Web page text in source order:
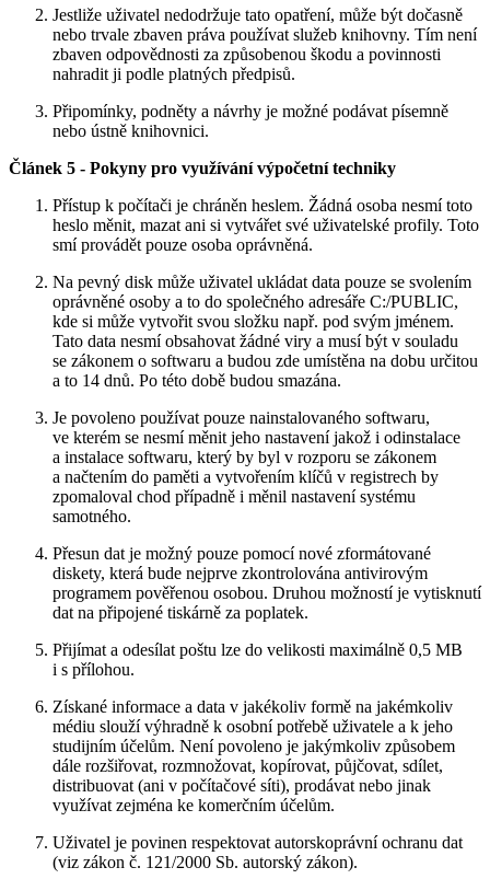
Jestliže uživatel nedodržuje tato opatření, může být dočasně
nebo trvale zbaven práva používat služeb knihovny. Tím není
zbaven odpovědnosti za způsobenou škodu a povinnosti
nahradit ji podle platných předpisů.
Připomínky, podněty a návrhy je možné podávat písemně
nebo ústně knihovnici.
Článek 5 - Pokyny pro využívání výpočetní techniky
Přístup k počítači je chráněn heslem. Žádná osoba nesmí toto
heslo měnit, mazat ani si vytvářet své uživatelské profily. Toto
smí provádět pouze osoba oprávněná.
Na pevný disk může uživatel ukládat data pouze se svolením
oprávněné osoby a to do společného adresáře C:/PUBLIC,
kde si může vytvořit svou složku např. pod svým jménem.
Tato data nesmí obsahovat žádné viry a musí být v souladu
se zákonem o softwaru a budou zde umístěna na dobu určitou
a to 14 dnů. Po této době budou smazána.
Je povoleno používat pouze nainstalovaného softwaru,
ve kterém se nesmí měnit jeho nastavení jakož i odinstalace
a instalace softwaru, který by byl v rozporu se zákonem
a načtením do paměti a vytvořením klíčů v registrech by
zpomaloval chod případně i měnil nastavení systému
samotného.
Přesun dat je možný pouze pomocí nové zformátované
diskety, která bude nejprve zkontrolována antivirovým
programem pověřenou osobou. Druhou možností je vytisknutí
dat na připojené tiskárně za poplatek.
Přijímat a odesílat poštu lze do velikosti maximálně 0,5 MB
i s přílohou.
Získané informace a data v jakékoliv formě na jakémkoliv
médiu slouží výhradně k osobní potřebě uživatele a k jeho
studijním účelům. Není povoleno je jakýmkoliv způsobem
dále rozšiřovat, rozmnožovat, kopírovat, půjčovat, sdílet,
distribuovat (ani v počítačové síti), prodávat nebo jinak
využívat zejména ke komerčním účelům.
Uživatel je povinen respektovat autorskoprávní ochranu dat
(viz zákon č. 121/2000 Sb. autorský zákon).